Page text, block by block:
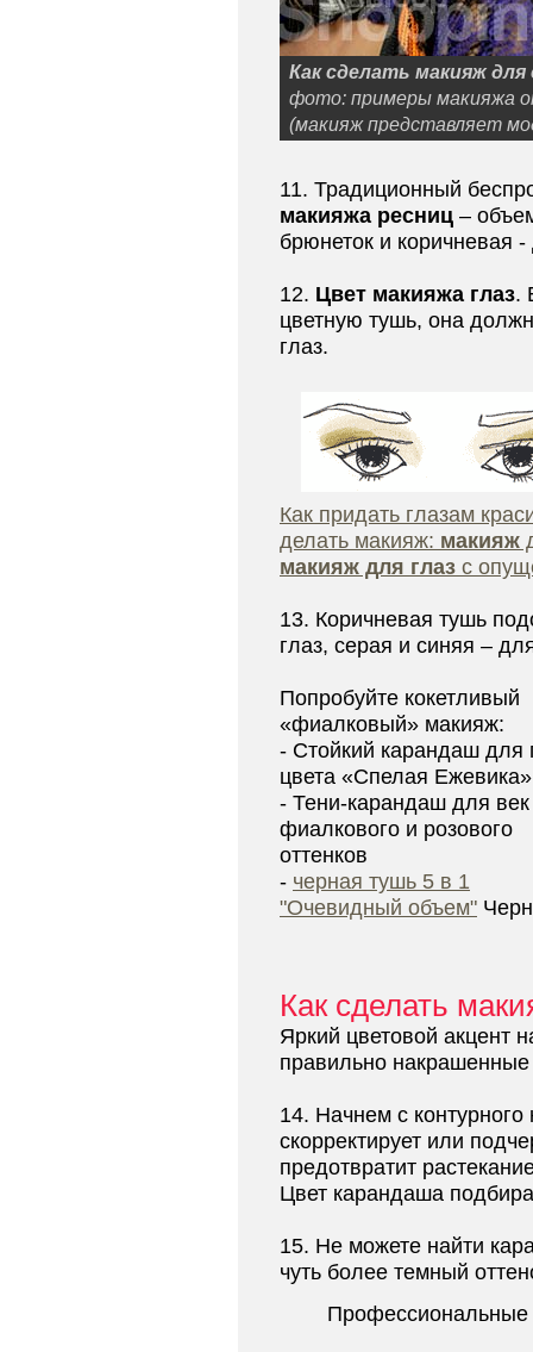
Как сделать макияж
фото: примеры макияжа
(макияж представляет
11. Традиционный
макияжа ресниц –
брюнеток и коричневая
12. Цвет макияжа глаз.
цветную тушь, она
глаз.
Как придать глазам
делать макияж: макияж
макияж для глаз с
13. Коричневая тушь
глаз, серая и синяя –
Попробуйте кокетливый
«фиалковый» макияж:
- Стойкий карандаш для
цвета «Спелая Ежевика»
- Тени-карандаш для век
фиалкового и розового
оттенков
- черная тушь 5 в 1
"Очевидный объем"
Как сделать
Яркий цветовой акцент
правильно
14. Начнем с
скорректирует или
предотвратит
Цвет карандаша
15. Не можете найти
чуть более темный
Профессиональные